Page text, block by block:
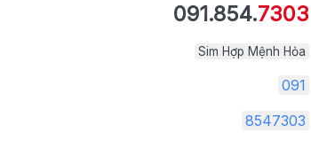
091.854.7303
Sim Hợp Mệnh Hỏa
091
8547303